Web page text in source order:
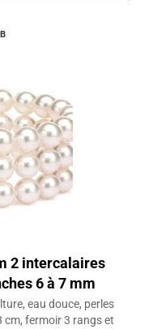
2 intercalaires
6 à 7 mm
eau douce, perles
cm, fermoir 3 rangs et